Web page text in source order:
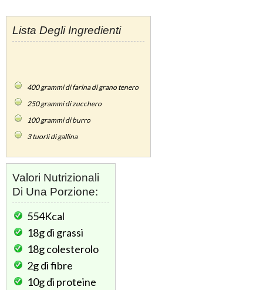
Lista Degli Ingredienti
400grammi di farina di grano tenero
250grammi di zucchero
100grammi di burro
3tuorli di gallina
Valori Nutrizionali
Di Una Porzione:
554Kcal
18gdi grassi
18gcolesterolo
2gdi fibre
10gdi proteine